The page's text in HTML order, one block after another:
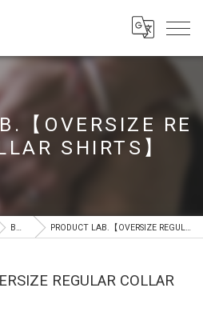
【OVERSIZE RE
SHIRTS】
BLOG PRODUCT LAB.【OVERSIZE REGULAR COLLAR SHIRTS】
REGULAR COLLAR